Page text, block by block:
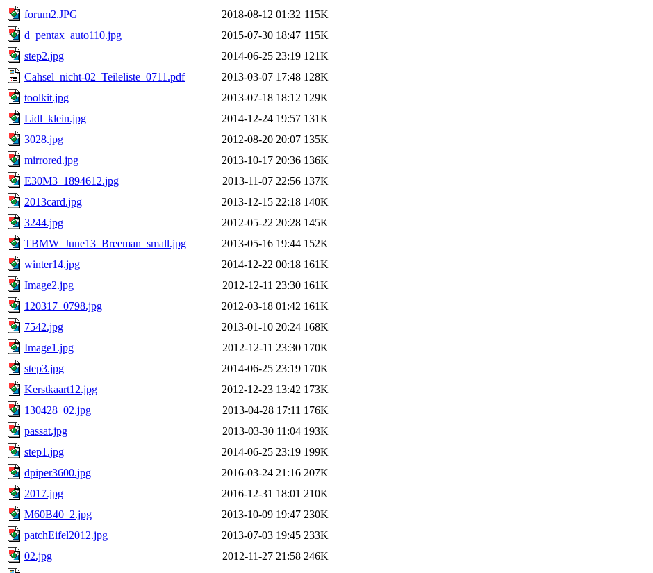
forum2.JPG
2018-08-12 01:32 115K
d_pentax_auto110.jpg
2015-07-30 18:47 115K
step2.jpg
2014-06-25 23:19 121K
Cahsel_nicht-02_Teileliste_0711.pdf
2013-03-07 17:48 128K
toolkit.jpg
2013-07-18 18:12 129K
Lidl_klein.jpg
2014-12-24 19:57 131K
3028.jpg
2012-08-20 20:07 135K
mirrored.jpg
2013-10-17 20:36 136K
E30M3_1894612.jpg
2013-11-07 22:56 137K
2013card.jpg
2013-12-15 22:18 140K
3244.jpg
2012-05-22 20:28 145K
TBMW_June13_Breeman_small.jpg
2013-05-16 19:44 152K
winter14.jpg
2014-12-22 00:18 161K
Image2.jpg
2012-12-11 23:30 161K
120317_0798.jpg
2012-03-18 01:42 161K
7542.jpg
2013-01-10 20:24 168K
Image1.jpg
2012-12-11 23:30 170K
step3.jpg
2014-06-25 23:19 170K
Kerstkaart12.jpg
2012-12-23 13:42 173K
130428_02.jpg
2013-04-28 17:11 176K
passat.jpg
2013-03-30 11:04 193K
step1.jpg
2014-06-25 23:19 199K
dpiper3600.jpg
2016-03-24 21:16 207K
2017.jpg
2016-12-31 18:01 210K
M60B40_2.jpg
2013-10-09 19:47 230K
patchEifel2012.jpg
2013-07-03 19:45 233K
02.jpg
2012-11-27 21:58 246K